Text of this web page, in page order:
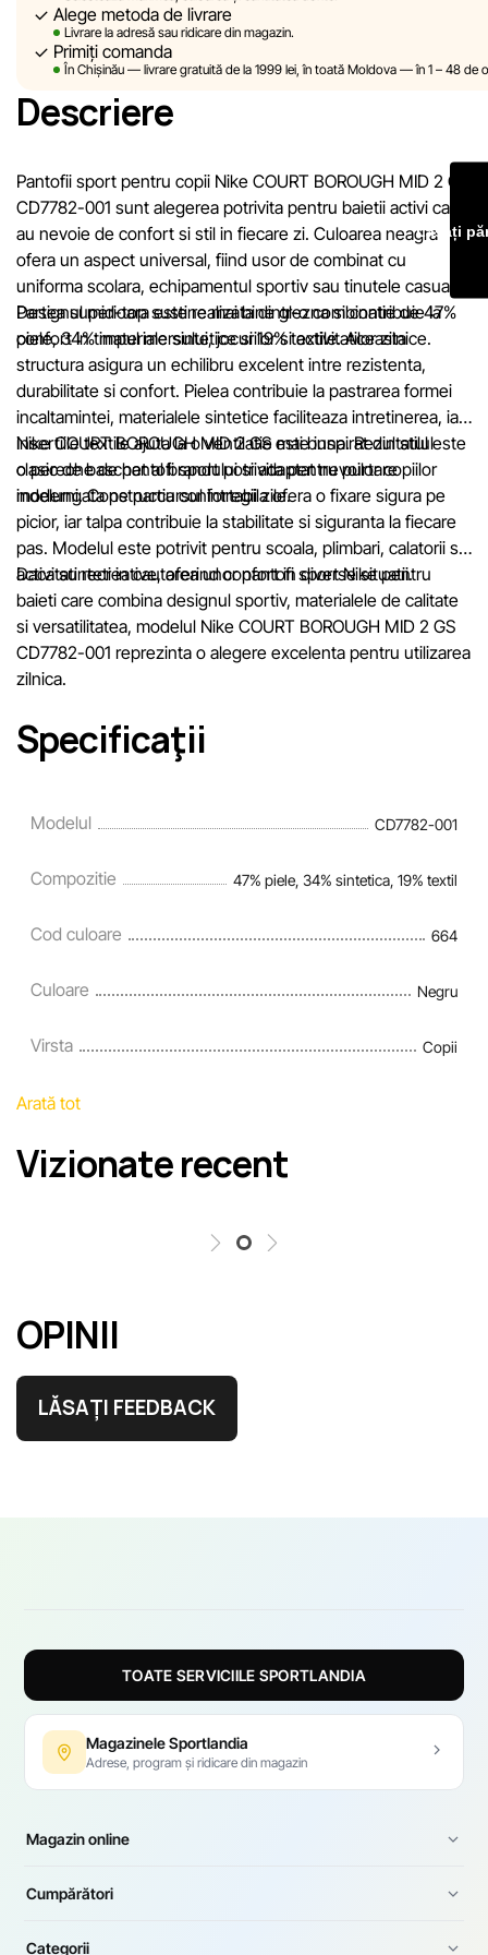
fără notificare prealabilă, descrierile, caracteristicile și
produselor. Imaginile prezentate pe site sunt simulate și au un
caracter pur ilustrativ. Informațiile generale despre produse
oferite exclusiv în scop informativ.
cadourilor, plăților în rate și creditării pot fi modificate de către
compania Sportlandia în mod unilateral și fără notificare
Echipa noastră verifică și actualizează periodic informațiile de
site pentru a identifica și corecta prompt eventualele erori în
mai scurt termen rezonabil.
Alege metoda de livrare
Livrare la adresă sau ridicare din magazin.
Primiți comanda
În Chișinău — livrare gratuită de la 1999 lei, în toată Moldova — în 1 – 48 de
Descriere
Pantofii sport pentru copii Nike COURT BOROUGH MID 2 GS
CD7782-001 sunt alegerea potrivita pentru baietii activi care
au nevoie de confort si stil in fiecare zi. Culoarea neagra
ofera un aspect universal, fiind usor de combinat cu
uniforma scolara, echipamentul sportiv sau tinutele casual.
Designul mid-top sustine mai bine glezna si contribuie la
confort in timpul mersului, jocurilor si activitatilor zilnice.
Partea superioara este realizata dintr-o combinatie de 47%
piele, 34% materiale sintetice si 19% textile. Aceasta
structura asigura un echilibru excelent intre rezistenta,
durabilitate si confort. Pielea contribuie la pastrarea formei
incaltamintei, materialele sintetice faciliteaza intretinerea, iar
insertiile textile ajuta la o ventilatie mai buna. Rezultatul este
o pereche de pantofi sport potrivita pentru purtare
indelungata pe parcursul intregii zile.
Nike COURT BOROUGH MID 2 GS este inspirat din stilul
clasic de baschet al brandului si adaptat nevoilor copiilor
moderni. Constructia confortabila ofera o fixare sigura pe
picior, iar talpa contribuie la stabilitate si siguranta la fiecare
pas. Modelul este potrivit pentru scoala, plimbari, calatorii si
activitati recreative, oferind confort in diverse situatii.
Daca sunteti in cautarea unor pantofi sport Nike pentru
baieti care combina designul sportiv, materialele de calitate
si versatilitatea, modelul Nike COURT BOROUGH MID 2 GS
CD7782-001 reprezinta o alegere excelenta pentru utilizarea
zilnica.
Specificaţii
Modelul CD7782-001
Compozitie 47% piele, 34% sintetica, 19% textil
Cod culoare 664
Culoare Negru
Virsta Copii
Arată tot
Vizionate recent
OPINII
LĂSAȚI FEEDBACK
Lăsați
TOATE SERVICIILE SPORTLANDIA
Magazinele Sportlandia
Adrese, program și ridicare din magazin
Magazin online
Cumpărători
Categorii